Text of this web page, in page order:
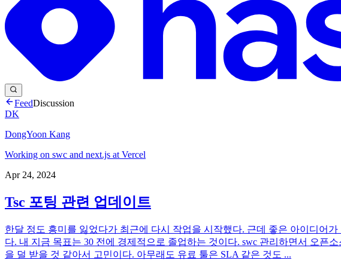
FeedDiscussion
DK
DongYoon Kang
Working on swc and next.js at Vercel
Apr 24, 2024
Tsc 포팅 관련 업데이트
한달 정도 흥미를 잃었다가 최근에 다시 작업을 시작했다. 근데 좋은 아이디어
다. 내 지금 목표는 30 전에 경제적으로 졸업하는 것이다. swc 관리하면서 오픈
을 덜 받을 것 같아서 고민이다. 아무래도 유료 툴은 SLA 같은 것도 ...